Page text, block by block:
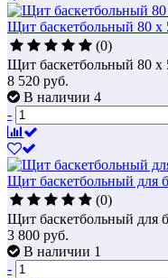
Щит баскетбольный 80 х
(0)
Щит баскетбольный 80 х
8 520 руб.
В наличии 4
-
Щит баскетбольный для
(0)
Щит баскетбольный для
3 800 руб.
В наличии 1
-